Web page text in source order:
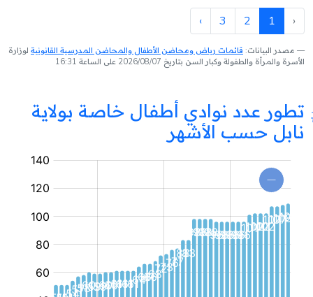
‹
1
2
3
›
مصدر البيانات: قائمات رياض ومحاضن الأطفال والمحاضن المدرسية القانونية لوزارة
الأسرة والمرأة والطفولة وكبار السن بتاريخ 2026/08/07 على الساعة 16:31
تطور عدد نوادي أطفال خاصة بولاية
نابل حسب الأشهر
خاص